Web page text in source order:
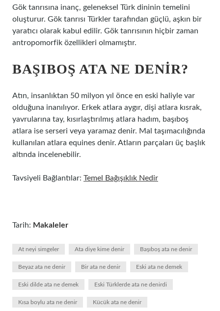
Gök tanrısına inanç, geleneksel Türk dininin temelini
oluşturur. Gök tanrısı Türkler tarafından güçlü, aşkın bir
yaratıcı olarak kabul edilir. Gök tanrısının hiçbir zaman
antropomorfik özellikleri olmamıştır.
BAŞIBOŞ ATA NE DENIR?
Atın, insanlıktan 50 milyon yıl önce en eski haliyle var
olduğuna inanılıyor. Erkek atlara aygır, dişi atlara kısrak,
yavrularına tay, kısırlaştırılmış atlara hadım, başıboş
atlara ise serseri veya yaramaz denir. Mal taşımacılığında
kullanılan atlara equines denir. Atların parçaları üç başlık
altında incelenebilir.
Tavsiyeli Bağlantılar: Temel Bağışıklık Nedir
Tarih: Makaleler
At neyi simgeler Ata diye kime denir Başıboş ata ne denir
Beyaz ata ne denir Bir ata ne denir Eski ata ne demek
Eski dilde ata ne demek Eski Türklerde ata ne denirdi
Kısa boylu ata ne denir Kücük ata ne denir